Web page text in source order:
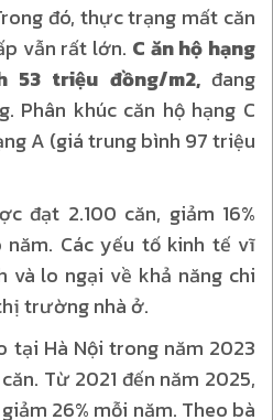
đó, thực trạng mất căn
vẫn rất lớn. C ăn hộ hạng
53 triệu đồng/m2, đang
Phân khúc căn hộ hạng C
A (giá trung bình 97 triệu
đạt 2.100 căn, giảm 16%
Các yếu tố kinh tế vĩ
và lo ngại về khả năng chi
trường nhà ở.
tại Hà Nội trong năm 2023
Từ 2021 đến năm 2025,
26% mỗi năm. Theo bà